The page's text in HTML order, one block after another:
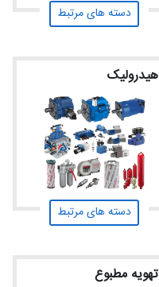
دسته های مرتبط
هیدرولیک
دسته های مرتبط
تهویه مطبوع